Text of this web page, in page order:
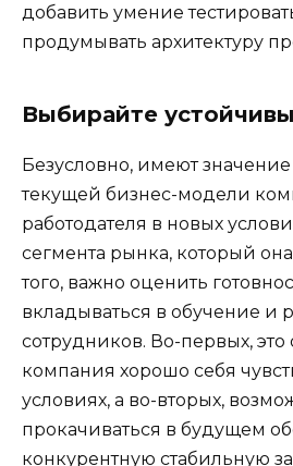
добавить умение
продумывать архитектуру
Выбирайте
Безусловно, имеют значение
текущей бизнес-модели
работодателя в новых
сегмента рынка, который
того, важно оценить
вкладываться в обучение и
сотрудников. Во-первых, это
компания хорошо себя
условиях, а во-вторых,
прокачиваться в будущем
конкурентную стабильную